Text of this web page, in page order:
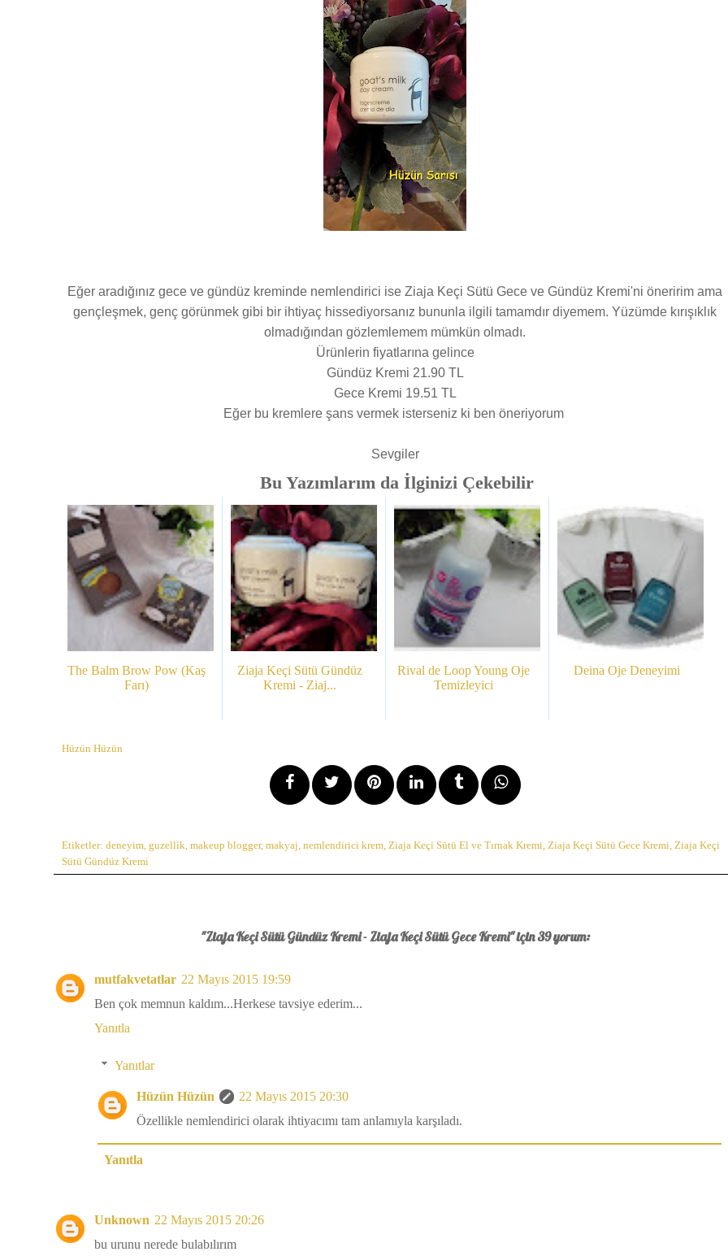
Eğer aradığınız gece ve gündüz kreminde nemlendirici ise Ziaja Keçi Sütü Gece ve Gündüz Kremi'ni öneririm ama
gençleşmek, genç görünmek gibi bir ihtiyaç hissediyorsanız bununla ilgili tamamdır diyemem. Yüzümde kırışıklık
olmadığından gözlemlemem mümkün olmadı.
Ürünlerin fiyatlarına gelince
Gündüz Kremi 21.90 TL
Gece Kremi 19.51 TL
Eğer bu kremlere şans vermek isterseniz ki ben öneriyorum
Sevgiler
Bu Yazımlarım da İlginizi Çekebilir
The Balm Brow Pow (Kaş
Farı)
Ziaja Keçi Sütü Gündüz
Kremi - Ziaj...
Rival de Loop Young Oje
Temizleyici
Deina Oje Deneyimi
Hüzün Hüzün
Etiketler: deneyim guzellik makeup blogger, makyaj nemlendirici krem Ziaja Keçi Sütü El ve Tırnak Kremi Ziaja Keçi Sütü Gece Kremi Ziaja Keçi
Sütü Gündüz Kremi
"Ziaja Keçi Sütü Gündüz Kremi - Ziaja Keçi Sütü Gece Kremi" için 39 yorum:
mutfakvetatlar 22 Mayıs 2015 19:59
Ben çok memnun kaldım...Herkese tavsiye ederim...
Yanıtla
Yanıtlar
Hüzün Hüzün
22 Mayıs 2015 20:30
Özellikle nemlendirici olarak ihtiyacımı tam anlamıyla karşıladı.
Yanıtla
Unknown 22 Mayıs 2015 20:26
bu urunu nerede bulabılırım